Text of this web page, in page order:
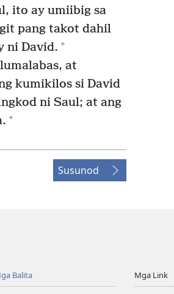
ito ay umiibig sa
pang takot dahil
ni David. +
at
kumikilos si David
ni Saul; at ang
+
Susunod
Balita Mga Link